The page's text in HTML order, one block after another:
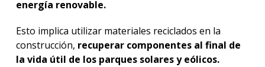
energía renovable.
Esto implica utilizar materiales reciclados en la
construcción, recuperar componentes al final de
la vida útil de los parques solares y eólicos.